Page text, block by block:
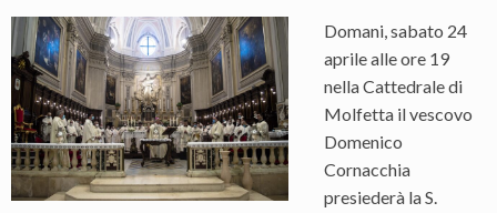
Domani, sabato 24
aprile alle ore 19
nella Cattedrale di
Molfetta il vescovo
Domenico
Cornacchia
presiederà la S.